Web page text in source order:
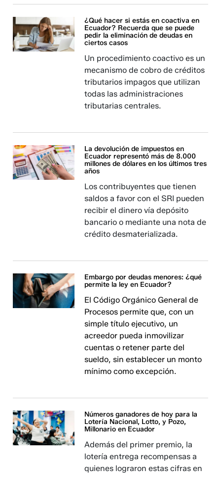
¿Qué hacer si estás en coactiva en
Ecuador? Recuerda que se puede
pedir la eliminación de deudas en
ciertos casos
Un procedimiento coactivo es un
mecanismo de cobro de créditos
tributarios impagos que utilizan
todas las administraciones
tributarias centrales.
La devolución de impuestos en
Ecuador representó más de 8.000
millones de dólares en los últimos tres
años
Los contribuyentes que tienen
saldos a favor con el SRI pueden
recibir el dinero vía depósito
bancario o mediante una nota de
crédito desmaterializada.
Embargo por deudas menores: ¿qué
permite la ley en Ecuador?
El Código Orgánico General de
Procesos permite que, con un
simple título ejecutivo, un
acreedor pueda inmovilizar
cuentas o retener parte del
sueldo, sin establecer un monto
mínimo como excepción.
Números ganadores de hoy para la
Lotería Nacional, Lotto, y Pozo,
Millonario en Ecuador
Además del primer premio, la
lotería entrega recompensas a
quienes lograron estas cifras en